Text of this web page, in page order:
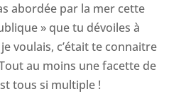
abordée par la mer cette
» que tu dévoiles à
voulais, c’était te connaitre
au moins une facette de
tous si multiple !